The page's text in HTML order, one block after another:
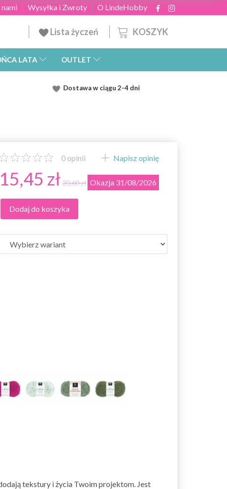
O LindeHobby
Wysyłka i Zwroty
KOSZYK
Lista życzeń
LATA OUTLET
Dostawaw ciągu 2-4 dni
0 opinii Napisz opinię
15,45 zł 20,60 zł Okazja 31/08/2026
Dodaj do koszyka
tekstury i życia Twoim projektom. Jest